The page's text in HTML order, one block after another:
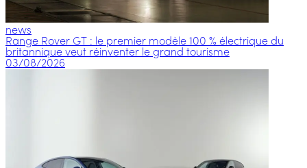
news
Range Rover GT : le premier modèle 100 % électrique du
britannique veut réinventer le grand tourisme
03/08/2026